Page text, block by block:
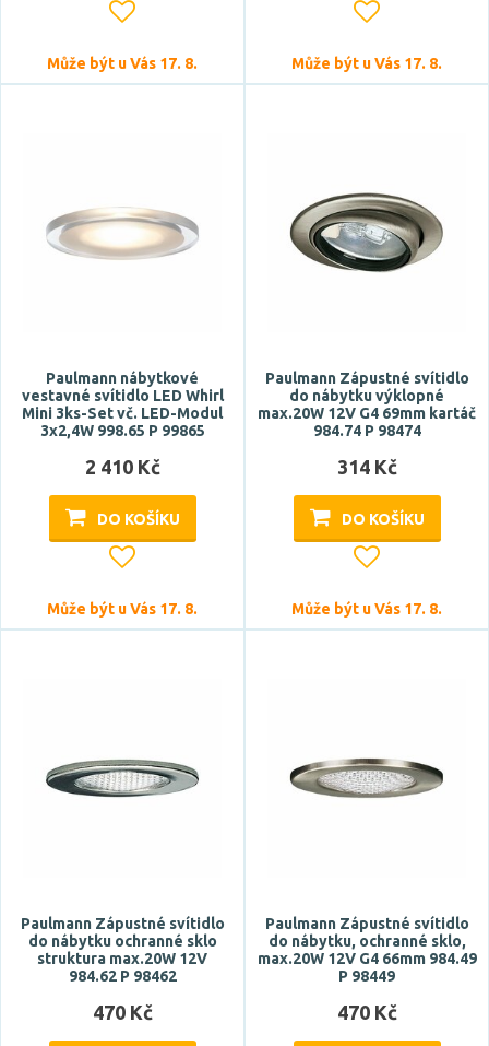
Může být u Vás 17. 8. Může být u Vás 17. 8.
Paulmann nábytkové
vestavné svítidlo LED Whirl
Mini 3ks-Set vč. LED-Modul
3x2,4W 998.65 P 99865
2 410 Kč
DO KOŠÍKU
Může být u Vás 17. 8.
Paulmann Zápustné svítidlo
do nábytku výklopné
max.20W 12V G4 69mm kartáč
984.74 P 98474
314 Kč
DO KOŠÍKU
Může být u Vás 17. 8.
Paulmann Zápustné svítidlo
do nábytku ochranné sklo
struktura max.20W 12V
984.62 P 98462
470 Kč
Paulmann Zápustné svítidlo
do nábytku, ochranné sklo,
max.20W 12V G4 66mm 984.49
P 98449
470 Kč